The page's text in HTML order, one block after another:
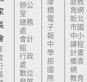
辦公
室
總務
處
會計
組
行政
處
數位
康
橋
電
子
報
中
學
部
國
際
庭教
育網
新北
市國
中小
課程
計畫
備查
網
教育